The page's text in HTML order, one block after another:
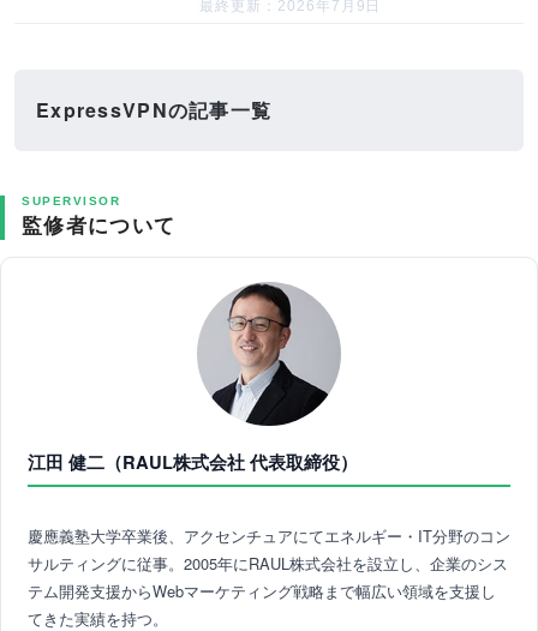
最終更新：2026年7月9日
ExpressVPNの記事一覧
SUPERVISOR
監修者について
江田 健二（RAUL株式会社 代表取締役）
慶應義塾大学卒業後、アクセンチュアにてエネルギー・IT分野のコン
サルティングに従事。2005年にRAUL株式会社を設立し、企業のシス
テム開発支援からWebマーケティング戦略まで幅広い領域を支援し
てきた実績を持つ。